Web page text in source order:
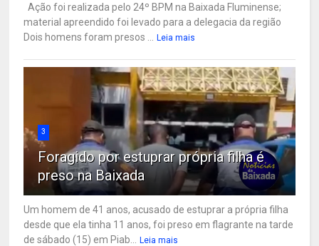
Ação foi realizada pelo 24º BPM na Baixada Fluminense;
material apreendido foi levado para a delegacia da região
Dois homens foram presos ...
Leia mais
3
Foragido por estuprar própria filha é
preso na Baixada
Um homem de 41 anos, acusado de estuprar a própria filha
desde que ela tinha 11 anos, foi preso em flagrante na tarde
de sábado (15) em Piab...
Leia mais